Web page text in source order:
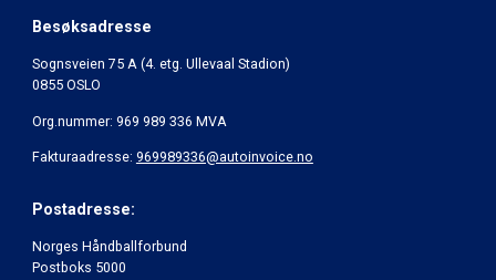
Besøksadresse
Sognsveien 75 A (4. etg. Ullevaal Stadion)
0855 OSLO
Org.nummer: 969 989 336 MVA
Fakturaadresse: 969989336@autoinvoice.no
Postadresse:
Norges Håndballforbund
Postboks 5000